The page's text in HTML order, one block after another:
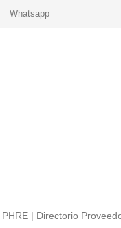
Whatsapp
PHRE | Directorio